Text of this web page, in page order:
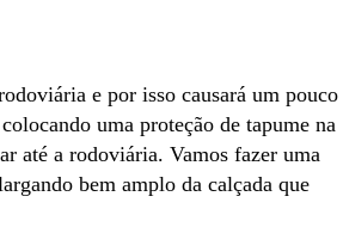
e por isso causará um pouco
uma proteção de tapume na
até a rodoviária. Vamos fazer uma
bem amplo da calçada que